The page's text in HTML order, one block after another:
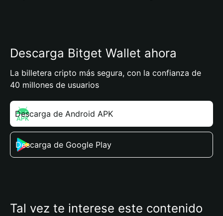
Descarga Bitget Wallet ahora
La billetera cripto más segura, con la confianza de
40 millones de usuarios
Descarga de Android APK
Descarga de Google Play
Tal vez te interese este contenido